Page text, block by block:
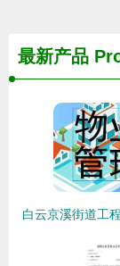
最新产品